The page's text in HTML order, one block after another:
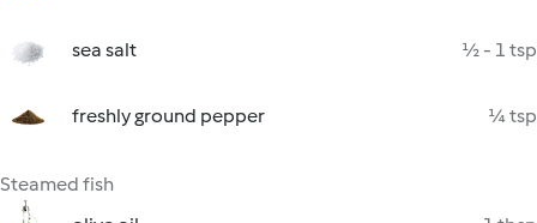
sea salt ½ - 1 tsp
freshly ground pepper ¼ tsp
Steamed fish